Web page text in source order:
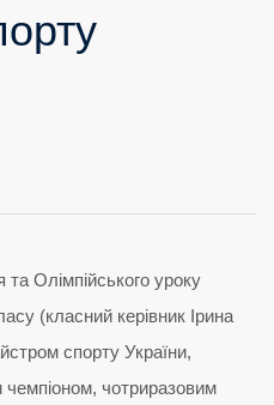
Олімпійського уроку
(класний керівник Ірина
спорту України,
чемпіоном, чотриразовим